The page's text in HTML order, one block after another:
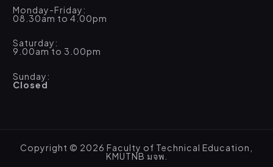
Monday-Friday:
08.30am to 4.00pm
Saturday:
9.00am to 3.00pm
Sunday:
Closed
Copyright © 2026 Faculty of Technical Education,
KMUTNB มจพ.